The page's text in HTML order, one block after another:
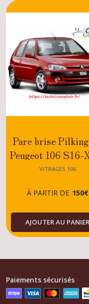
Pare brise
Peugeot 106 S16-
XS-SPORT-
VITRAGES 106
À PARTIR DE 150€
AJOUTER AU PANIER
Paiements sécurisés